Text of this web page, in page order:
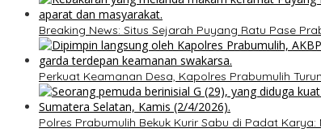
Breaking News: Situs Sejarah Puyang Ratu Pase
Perkuat Keamanan Desa, Kapolres Prabumulih
Polres Prabumulih Bekuk Kurir Sabu di Padat